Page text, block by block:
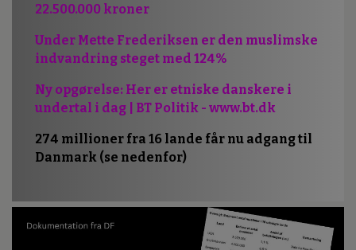
22.500.000 kroner
Under Mette Frederiksen er den muslimske
indvandring steget med 124%
Ny opgørelse: Her er etniske danskere i
undertal i dag | BT Politik - www.bt.dk
274 millioner fra 16 lande får nu adgang til
Danmark (se nedenfor)